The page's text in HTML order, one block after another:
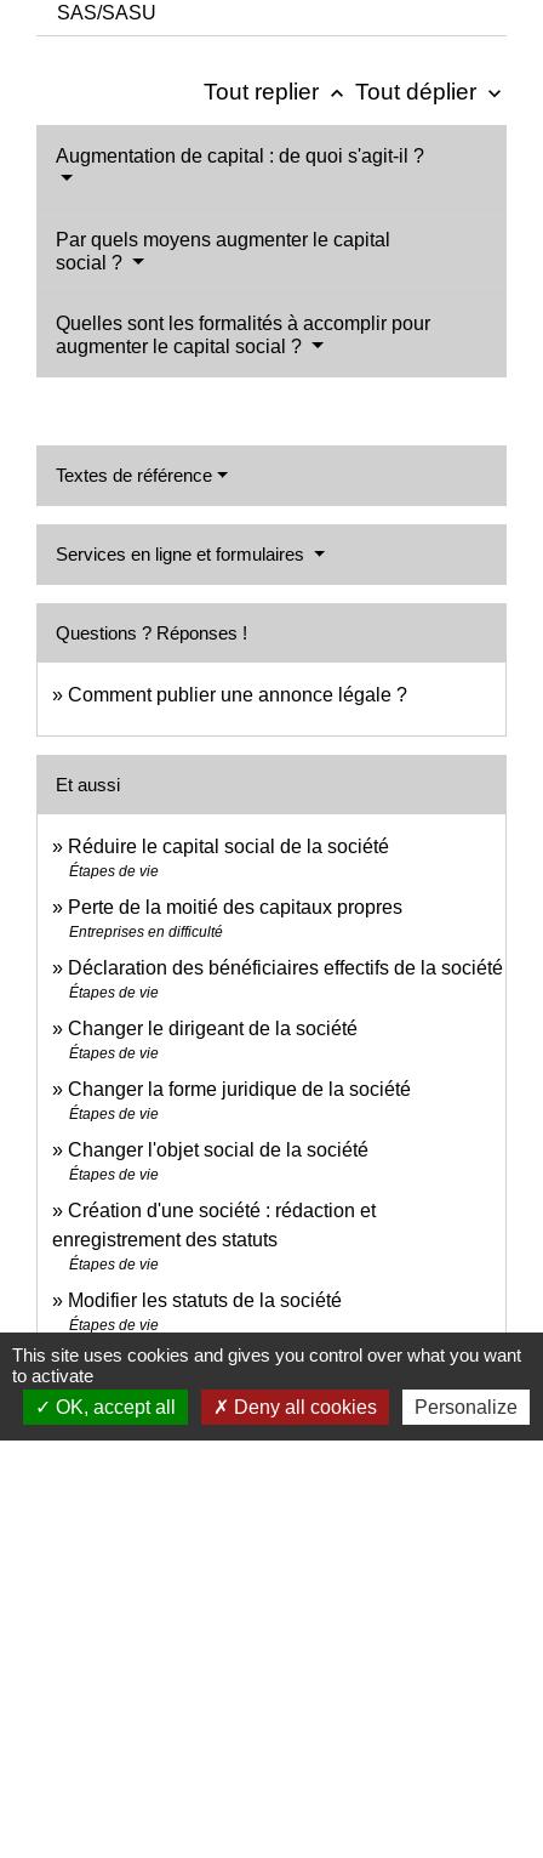
SAS/SASU
Tout replier keyboard_arrow_up Tout déplier keyboard_arrow_down
Augmentation de capital : de quoi s'agit-il ?
Par quels moyens augmenter le capital
social ?
Quelles sont les formalités à accomplir pour
augmenter le capital social ?
Textes de référence
Services en ligne et formulaires
Questions ? Réponses !
Comment publier une annonce légale ?
Et aussi
Réduire le capital social de la société
Étapes de vie
Perte de la moitié des capitaux propres
Entreprises en difficulté
Déclaration des bénéficiaires effectifs de la société
Étapes de vie
Changer le dirigeant de la société
Étapes de vie
Changer la forme juridique de la société
Étapes de vie
Changer l'objet social de la société
Étapes de vie
Création d'une société : rédaction et
enregistrement des statuts
Étapes de vie
Modifier les statuts de la société
Étapes de vie
Signaler une erreur sur cette page
This site uses cookies and gives you control over what you want
to activate
OK, accept all
Deny all cookies Personalize